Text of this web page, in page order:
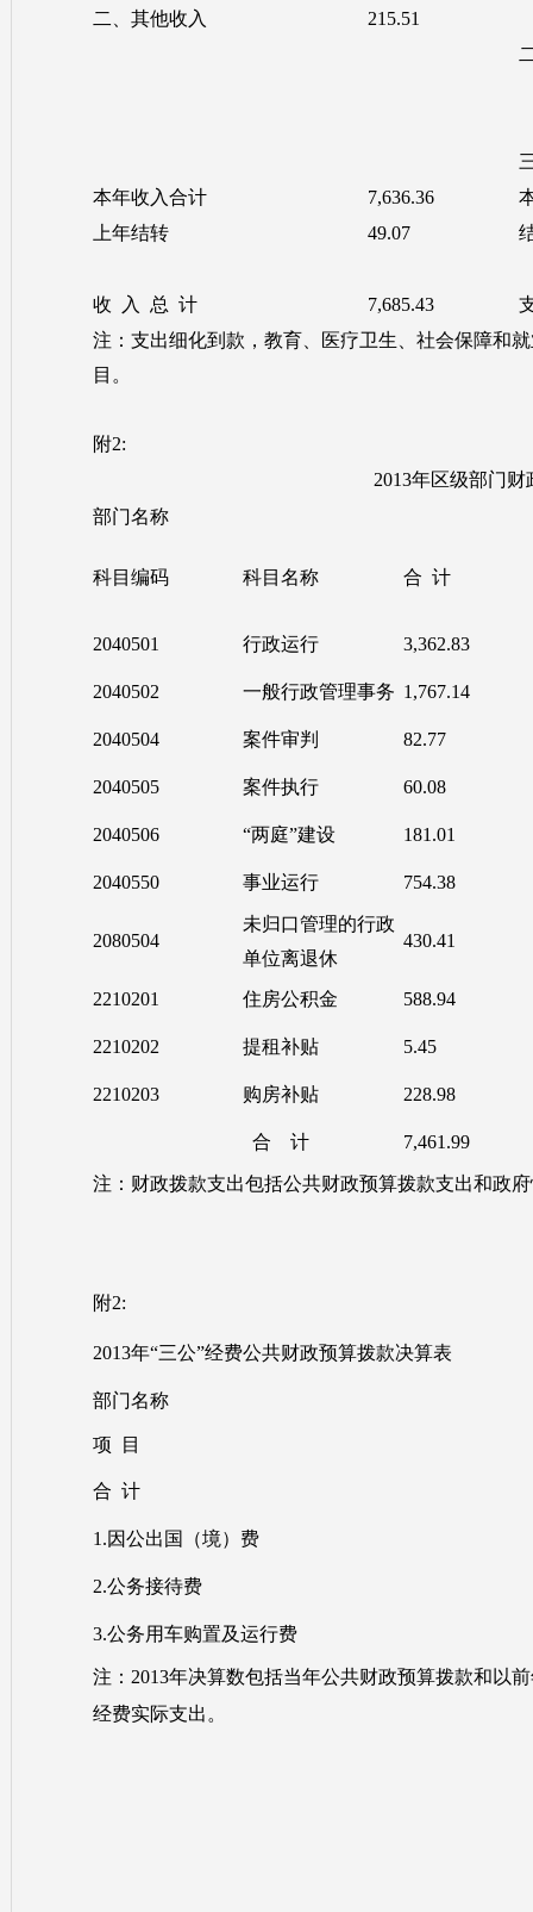
二、其他收入
215.51
本年收入合计
7,636.36
上年结转
49.07
收 入 总 计 7,685.43
注：支出细化到款，教育、医疗卫生、社会保障和
目。
附2:
2013年区级部门
部门名称
科目编码 科目名称 合 计
2040501 行政运行 3,362.83
2040502 一般行政管理事务 1,767.14
2040504 案件审判 82.77
2040505 案件执行 60.08
2040506 “两庭”建设 181.01
2040550 事业运行 754.38
2080504
未归口管理的行政
单位离退休
430.41
2210201 住房公积金 588.94
2210202 提租补贴 5.45
2210203 购房补贴 228.98
合 计 7,461.99
注：财政拨款支出包括公共财政预算拨款支出和政
附2:
2013年“三公”经费公共财政预算拨款决算表
部门名称
项 目
合 计
1.因公出国（境）费
2.公务接待费
3.公务用车购置及运行费
注：2013年决算数包括当年公共财政预算拨款和以
经费实际支出。